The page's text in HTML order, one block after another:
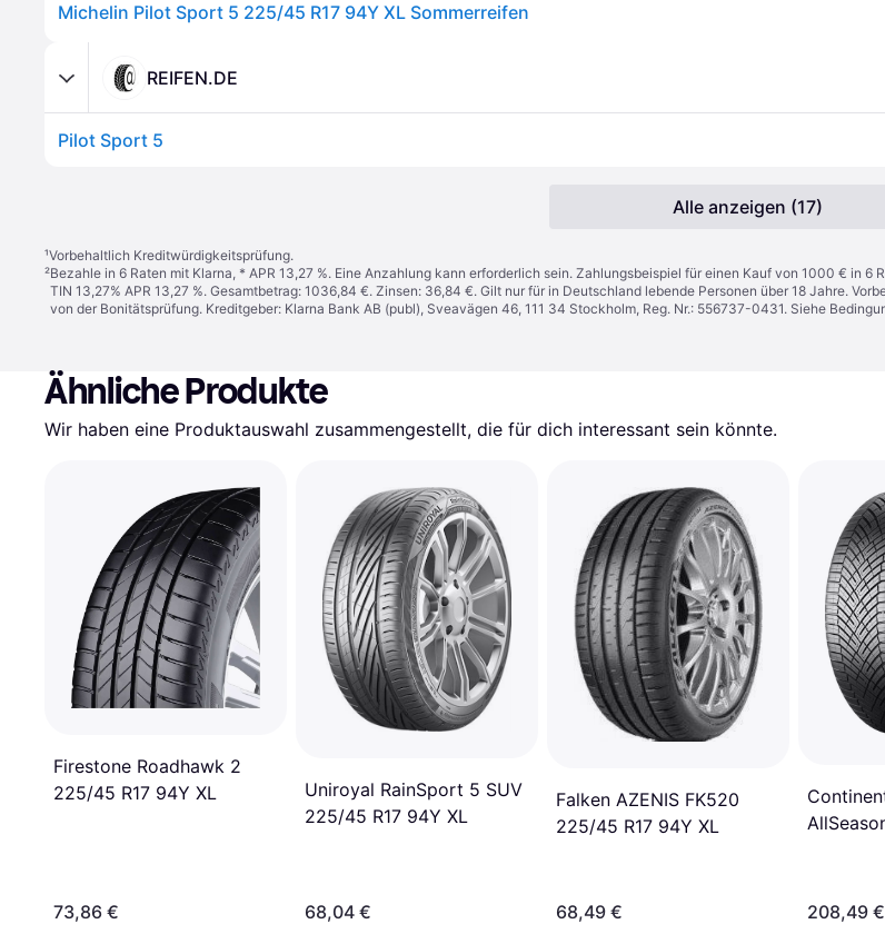
Michelin Pilot Sport 5 225/45 R17 94Y XL Sommerreifen
REIFEN.DE
Pilot Sport 5
Alle anzeigen (17)
¹Vorbehaltlich Kreditwürdigkeitsprüfung.
²Bezahle in 6 Raten mit Klarna, * APR 13,27 %. Eine Anzahlung kann erforderlich sein. Zahlungsbeispiel für einen Kauf von 1000 € in
TIN 13,27% APR 13,27 %. Gesamtbetrag: 1036,84 €. Zinsen: 36,84 €. Gilt nur für in Deutschland lebende Personen über 18 Jahre.
von der Bonitätsprüfung. Kreditgeber: Klarna Bank AB (publ), Sveavägen 46, 111 34 Stockholm, Reg. Nr.: 556737-0431. Siehe
Ähnliche Produkte
Wir haben eine Produktauswahl zusammengestellt, die für dich interessant sein könnte.
Firestone Roadhawk 2
225/45 R17 94Y XL
73,86 €
Uniroyal RainSport 5 SUV
225/45 R17 94Y XL
68,04 €
Falken AZENIS FK520
225/45 R17 94Y XL
68,49 €
208,49 €